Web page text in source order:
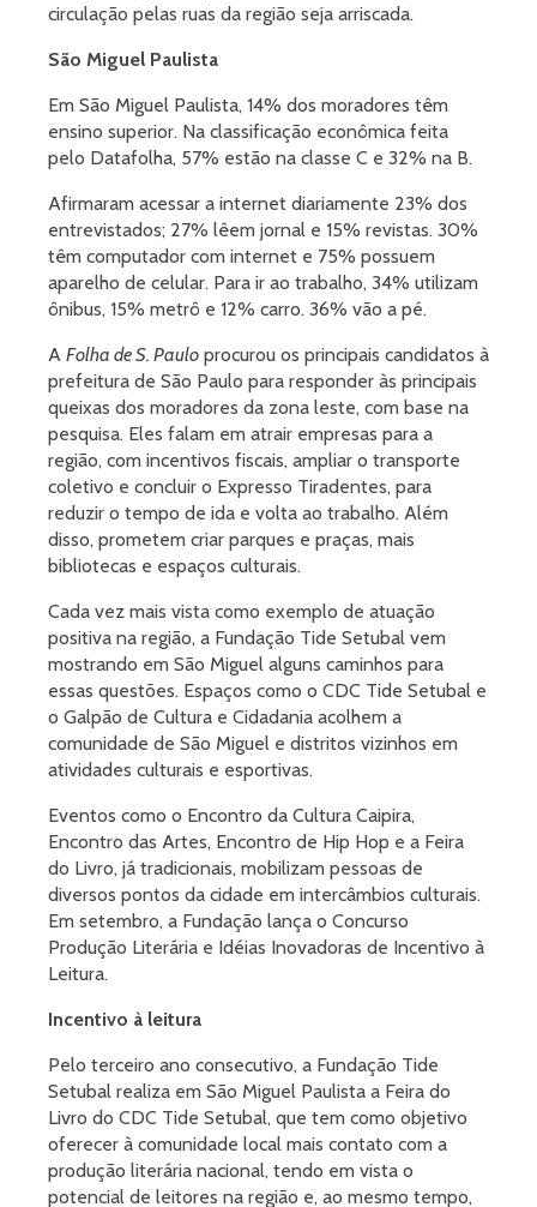
circulação pelas ruas da região seja arriscada.
São Miguel Paulista
Em São Miguel Paulista, 14% dos moradores têm
ensino superior. Na classificação econômica feita
pelo Datafolha, 57% estão na classe C e 32% na B.
Afirmaram acessar a internet diariamente 23% dos
entrevistados; 27% lêem jornal e 15% revistas. 30%
têm computador com internet e 75% possuem
aparelho de celular. Para ir ao trabalho, 34% utilizam
ônibus, 15% metrô e 12% carro. 36% vão a pé.
A Folha de S. Paulo procurou os principais candidatos à
prefeitura de São Paulo para responder às principais
queixas dos moradores da zona leste, com base na
pesquisa. Eles falam em atrair empresas para a
região, com incentivos fiscais, ampliar o transporte
coletivo e concluir o Expresso Tiradentes, para
reduzir o tempo de ida e volta ao trabalho. Além
disso, prometem criar parques e praças, mais
bibliotecas e espaços culturais.
Cada vez mais vista como exemplo de atuação
positiva na região, a Fundação Tide Setubal vem
mostrando em São Miguel alguns caminhos para
essas questões. Espaços como o CDC Tide Setubal e
o Galpão de Cultura e Cidadania acolhem a
comunidade de São Miguel e distritos vizinhos em
atividades culturais e esportivas.
Eventos como o Encontro da Cultura Caipira,
Encontro das Artes, Encontro de Hip Hop e a Feira
do Livro, já tradicionais, mobilizam pessoas de
diversos pontos da cidade em intercâmbios culturais.
Em setembro, a Fundação lança o Concurso
Produção Literária e Idéias Inovadoras de Incentivo à
Leitura.
Incentivo à leitura
Pelo terceiro ano consecutivo, a Fundação Tide
Setubal realiza em São Miguel Paulista a Feira do
Livro do CDC Tide Setubal, que tem como objetivo
oferecer à comunidade local mais contato com a
produção literária nacional, tendo em vista o
potencial de leitores na região e, ao mesmo tempo,